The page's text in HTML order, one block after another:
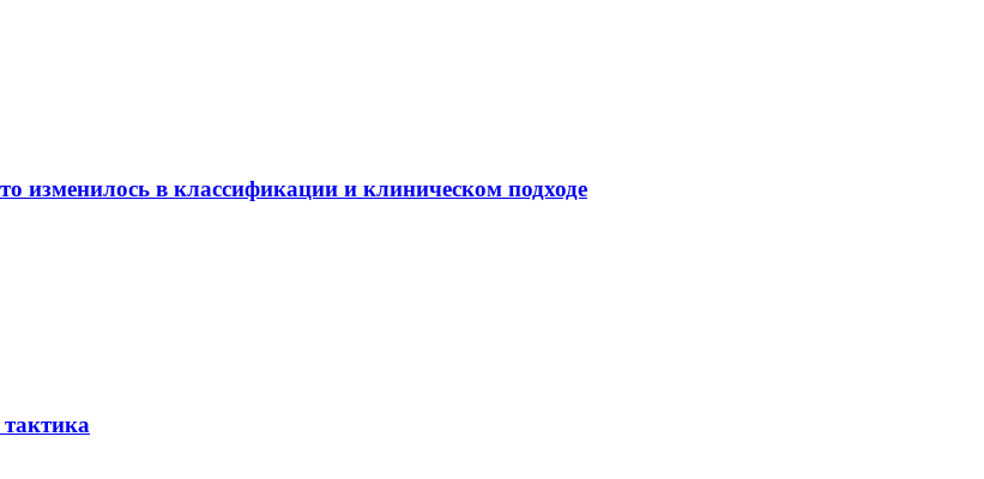
изменилось в классификации и клиническом подходе